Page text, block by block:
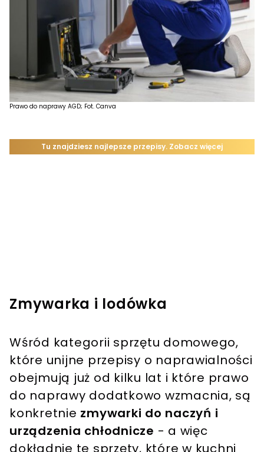
Prawo do naprawy AGD; Fot. Canva
Zmywarka i lodówka
Wśród kategorii sprzętu domowego,
które unijne przepisy o naprawialności
obejmują już od kilku lat i które prawo
do naprawy dodatkowo wzmacnia, są
konkretnie zmywarki do naczyń i
urządzenia chłodnicze - a więc
dokładnie te sprzęty, które w kuchni